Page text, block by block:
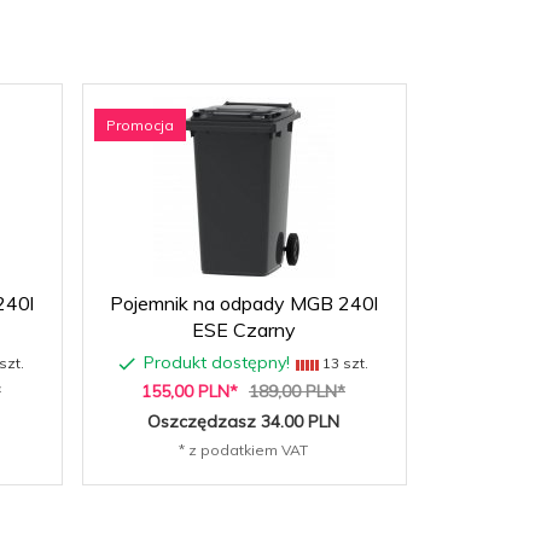
Promocja
Pojemnik na odpady MGB 240l
ESE Czarny
Produkt dostępny! 13 szt.
155,00 PLN* 189,00 PLN*
Oszczędzasz 34.00 PLN
* z podatkiem VAT